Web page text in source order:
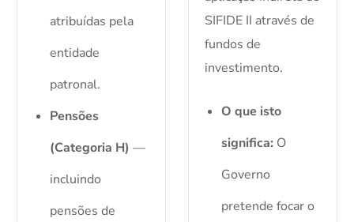
atribuídas pela
entidade
patronal.
Pensões
(Categoria H) —
incluindo
pensões de
SIFIDE II através de
fundos de
investimento.
O que isto
significa: O
Governo
pretende focar o